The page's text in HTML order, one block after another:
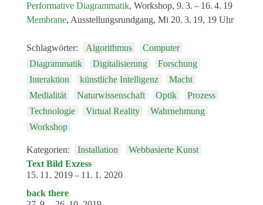
Text Bild Exzess
15. 11. 2019 – 11. 1. 2020
back there
Performative Diagrammatik, Workshop, 9. 3. – 16. 4. 19
Membrane, Ausstellungsrundgang, Mi 20. 3. 19, 19 Uhr
Schlagwörter: Algorithmus
Computer
Diagrammatik
Digitalisierung
Forschung
Interaktion
künstliche Intelligenz
Macht
Medialität
Naturwissenschaft Optik
Prozess
Technologie
Virtual Reality
Wahrnehmung
Workshop
Kategorien: Installation Webbasierte Kunst